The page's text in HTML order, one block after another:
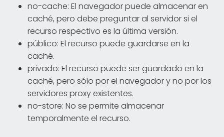
no-cache: El navegador puede almacenar en
caché, pero debe preguntar al servidor si el
recurso respectivo es la última versión.
público: El recurso puede guardarse en la
caché.
privado: El recurso puede ser guardado en la
caché, pero sólo por el navegador y no por los
servidores proxy existentes.
no-store: No se permite almacenar
temporalmente el recurso.